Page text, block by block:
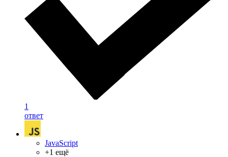
1
ответ
JavaScript
+1 ещё